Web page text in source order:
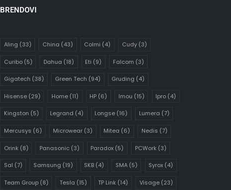
BRENDOVI
Aling (33) China (43) Colmi (4) Cudy(3)
Curibo(5) Dahua (18) Eti (9) Falcom (3)
Gigatech (38) Green Tech (94) Gruding (4)
Hisense(29) Home(11) HP (6) Imou (15) Ipro (4)
Kingston (5) Legrand (4) Longse (16) Lumera (7)
Mercusys (6) Microwear(3) Mitea (6) Nedis (7)
Orink(8) Panasonic(3) Paradox (5) PCWork(3)
Sal (7) Samsung (19) SKB (4) SMA(5) Syrox (4)
Team Group(8) Tesla (15) TP Link (14) Visage(23)